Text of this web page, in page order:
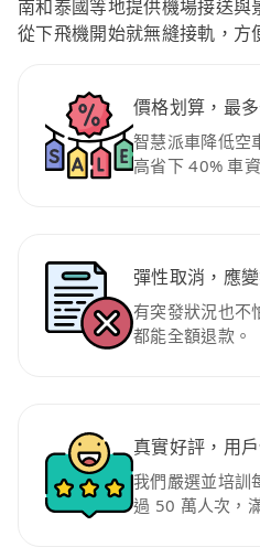
南和泰國等地提供機場接送
從下飛機開始就無縫接軌，方
價格划算，最
智慧派車降低空
高省下 40% 車
彈性取消，應
有突發狀況也不
都能全額退款。
真實好評，用
我們嚴選並培訓
過 50 萬人次，